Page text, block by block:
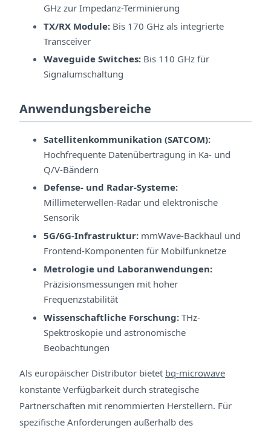
GHz zur Impedanz-Terminierung
TX/RX Module: Bis 170 GHz als integrierte
Transceiver
Waveguide Switches: Bis 110 GHz für
Signalumschaltung
Anwendungsbereiche
Satellitenkommunikation (SATCOM):
Hochfrequente Datenübertragung in Ka- und
Q/V-Bändern
Defense- und Radar-Systeme:
Millimeterwellen-Radar und elektronische
Sensorik
5G/6G-Infrastruktur: mmWave-Backhaul und
Frontend-Komponenten für Mobilfunknetze
Metrologie und Laboranwendungen:
Präzisionsmessungen mit hoher
Frequenzstabilität
Wissenschaftliche Forschung: THz-
Spektroskopie und astronomische
Beobachtungen
Als europäischer Distributor bietet bq-microwave
konstante Verfügbarkeit durch strategische
Partnerschaften mit renommierten Herstellern. Für
spezifische Anforderungen außerhalb des